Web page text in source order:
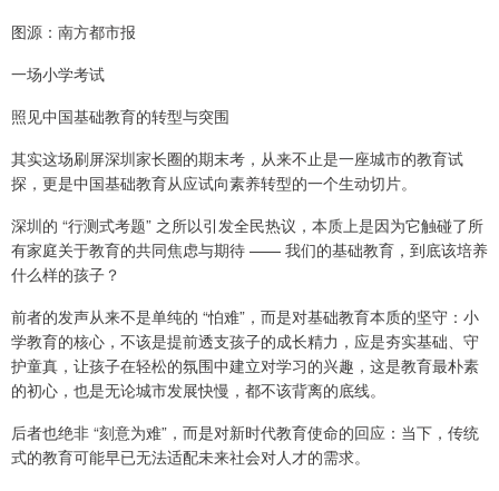
图源：南方都市报
一场小学考试
照见中国基础教育的转型与突围
其实这场刷屏深圳家长圈的期末考，从来不止是一座城市的教育试
探，更是中国基础教育从应试向素养转型的一个生动切片。
深圳的 “行测式考题” 之所以引发全民热议，本质上是因为它触碰了所
有家庭关于教育的共同焦虑与期待 —— 我们的基础教育，到底该培养
什么样的孩子？
前者的发声从来不是单纯的 “怕难”，而是对基础教育本质的坚守：小
学教育的核心，不该是提前透支孩子的成长精力，应是夯实基础、守
护童真，让孩子在轻松的氛围中建立对学习的兴趣，这是教育最朴素
的初心，也是无论城市发展快慢，都不该背离的底线。
后者也绝非 “刻意为难”，而是对新时代教育使命的回应：当下，传统
式的教育可能早已无法适配未来社会对人才的需求。